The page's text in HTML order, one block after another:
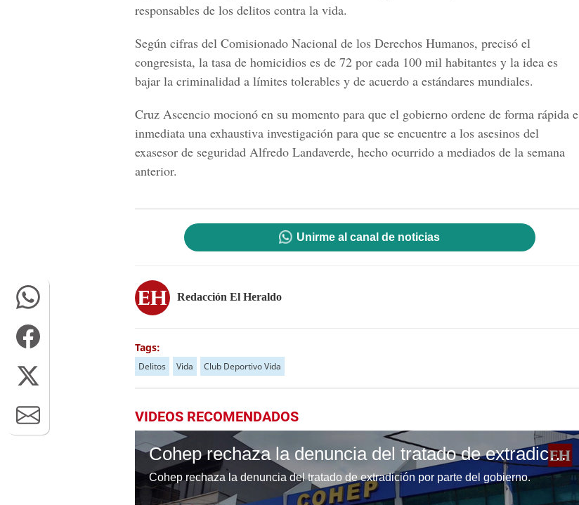
responsables de los delitos contra la vida.
Según cifras del Comisionado Nacional de los Derechos Humanos, precisó el
congresista, la tasa de homicidios es de 72 por cada 100 mil habitantes y la idea es
bajar la criminalidad a límites tolerables y de acuerdo a estándares mundiales.
Cruz Ascencio mocionó en su momento para que el gobierno ordene de forma rápida e
inmediata una exhaustiva investigación para que se encuentre a los asesinos del
exasesor de seguridad Alfredo Landaverde, hecho ocurrido a mediados de la semana
anterior.
Unirme al canal de noticias
Redacción El Heraldo
Tags:
Delitos Vida Club Deportivo Vida
VIDEOS RECOMENDADOS
Cohep rechaza la denuncia del tratado de extradición por parte del gobierno
Cohep rechaza la denuncia del tratado de extradición por parte del gobierno.